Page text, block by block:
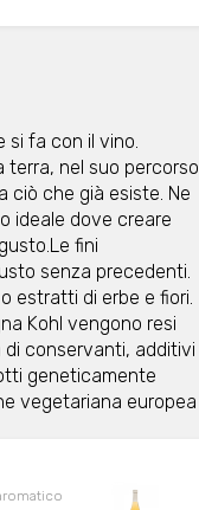
si fa con il vino.
terra, nel suo percorso
ciò che già esiste. Ne
ideale dove creare
fini
senza precedenti.
estratti di erbe e fiori.
Kohl vengono resi
di conservanti, additivi
geneticamente
vegetariana europea